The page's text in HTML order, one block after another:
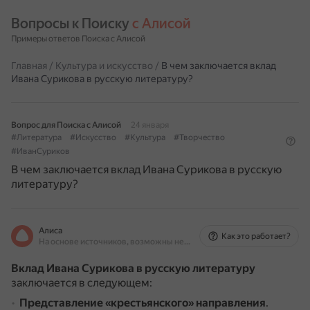
Вопросы к Поиску с Алисой
Примеры ответов Поиска с Алисой
Главная / Культура и искусство / В чем заключается вклад
Ивана Сурикова в русскую литературу?
Вопрос для Поиска с Алисой
24 января
#Литература
#Искусство #Культура
#Творчество
#ИванСуриков
В чем заключается вклад Ивана Сурикова в русскую
литературу?
Алиса
На основе источников, возможны неточности
Как это работает?
Вклад Ивана Сурикова в русскую литературу
заключается в следующем:
Представление «крестьянского» направления.